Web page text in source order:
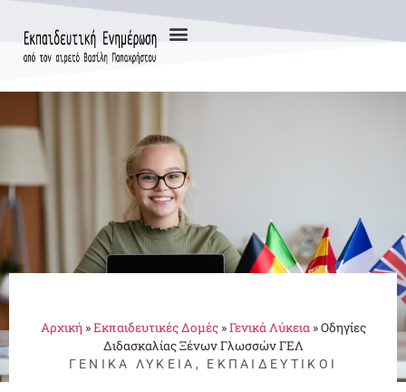
Αρχική »Εκπαιδευτικές Δομές»Γενικά Λύκεια»Οδηγίες
Διδασκαλίας Ξένων Γλωσσών ΓΕΛ
ΓΕΝΙΚΆ ΛΎΚΕΙΑ , ΕΚΠΑΙΔΕΥΤΙΚΟΊ